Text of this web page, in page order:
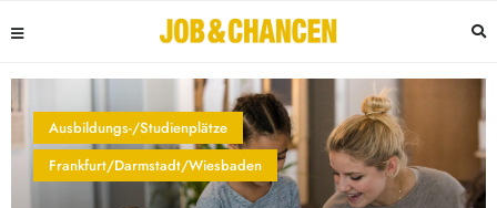
Ausbildungs-/Studienplätze
Frankfurt/Darmstadt/Wiesbaden